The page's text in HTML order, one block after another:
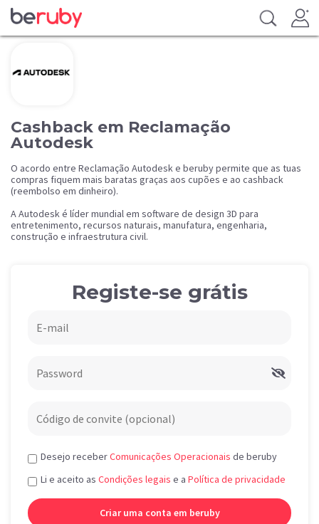
Cashback em Reclamação
Autodesk
O acordo entre Reclamação Autodesk e beruby permite que as tuas
compras fiquem mais baratas graças aos cupões e ao cashback
(reembolso em dinheiro).
A Autodesk é líder mundial em software de design 3D para
entretenimento, recursos naturais, manufatura, engenharia,
construção e infraestrutura civil.
Registe-se grátis
Desejo receberComunicações Operacionais de beruby
Li e aceito as Condições legais e a Política de privacidade